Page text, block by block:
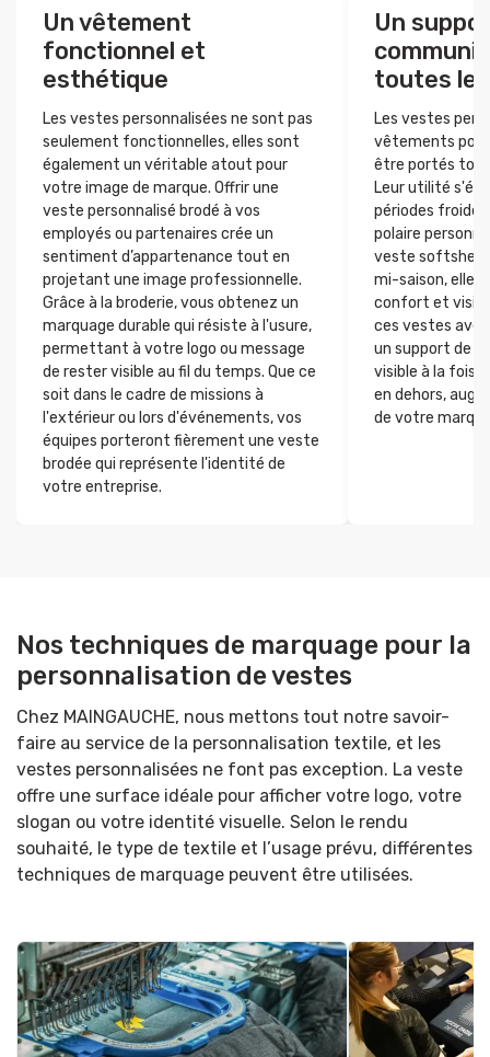
Un vêtement
fonctionnel et
esthétique
Les vestes personnalisées ne sont pas
seulement fonctionnelles, elles sont
également un véritable atout pour
votre image de marque. Offrir une
veste personnalisé brodé à vos
employés ou partenaires crée un
sentiment d’appartenance tout en
projetant une image professionnelle.
Grâce à la broderie, vous obtenez un
marquage durable qui résiste à l'usure,
permettant à votre logo ou message
de rester visible au fil du temps. Que ce
soit dans le cadre de missions à
l'extérieur ou lors d'événements, vos
équipes porteront fièrement une veste
brodée qui représente l'identité de
votre entreprise.
Un
toutes
Les vestes
vêtements
être portés tout
Leur utilité
périodes
polaire
veste softshell
mi-saison, elles
confort et
ces vestes
un support de
visible à la fois
en dehors,
de votre
Nos techniques de marquage pour la
personnalisation de vestes
Chez MAINGAUCHE, nous mettons tout notre savoir-
faire au service de la personnalisation textile, et les
vestes personnalisées ne font pas exception. La veste
offre une surface idéale pour afficher votre logo, votre
slogan ou votre identité visuelle. Selon le rendu
souhaité, le type de textile et l’usage prévu, différentes
techniques de marquage peuvent être utilisées.